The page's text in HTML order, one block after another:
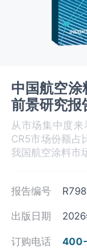
中国航空
前景研究
从市场集中度来
CR5市场份额占
我国航空涂料市
报告编号
出版日期
订购电话